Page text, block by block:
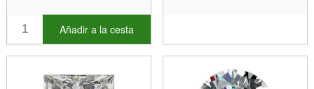
Añadir a la cesta